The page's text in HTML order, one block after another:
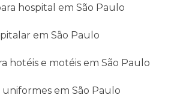
como tecidos resistentes e
dos funcionários por clientes e
hospital em São Paulo
em São Paulo
hotéis e motéis em São Paulo
uniformes em São Paulo